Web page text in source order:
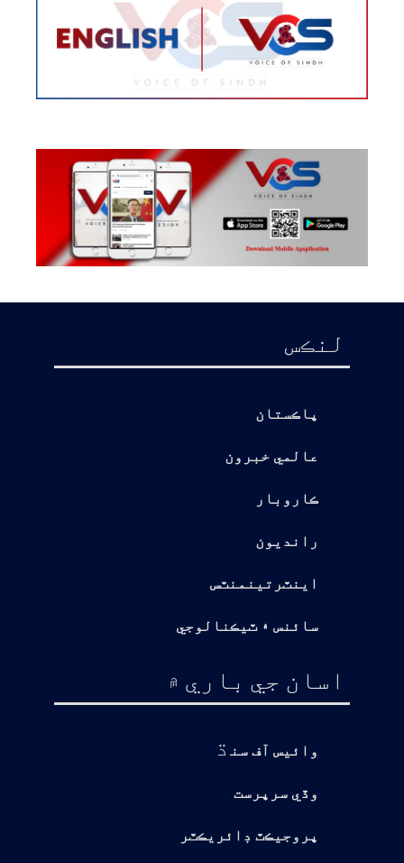
لنڪس
پاڪستان
عالمي خبرون
ڪاروبار
رانديون
اينٽرتينمنٽس
سائنس ۽ ٽيڪنالوجي
اسان جي باري ۾
وائيس آف سن ڌ
وڏي سرپرست
پروجيڪٽ ڊائريڪٽر